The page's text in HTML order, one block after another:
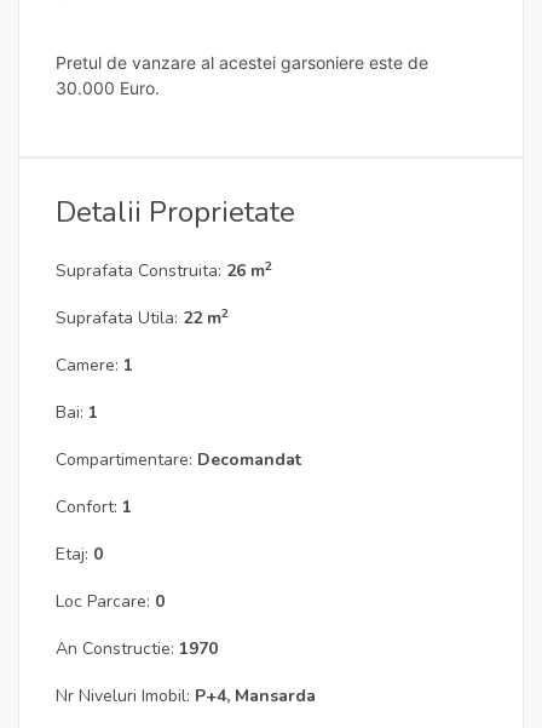
Pretul de vanzare al acestei garsoniere este de
30.000 Euro.
Detalii Proprietate
Suprafata Construita: 26 m2
Suprafata Utila: 22 m2
Camere: 1
Bai: 1
Compartimentare: Decomandat
Confort: 1
Etaj: 0
Loc Parcare: 0
An Constructie: 1970
Nr Niveluri Imobil: P+4, Mansarda